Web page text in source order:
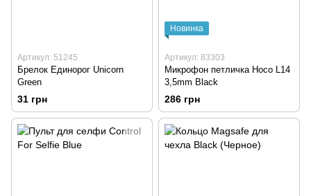
Артикул: 51245
Брелок Единорог Unicorn
Green
31 грн
Новинка
Артикул: 83303
Микрофон петличка Hoco L14
3,5mm Black
286 грн